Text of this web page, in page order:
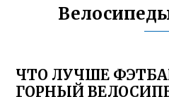
ЧТО ЛУЧШЕ
ГОРНЫЙ